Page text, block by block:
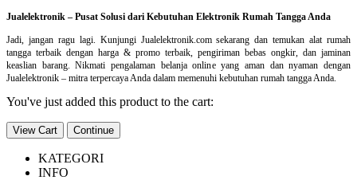
Jualelektronik – Pusat Solusi dari Kebutuhan Elektronik Rumah Tangga Anda
Jadi, jangan ragu lagi. Kunjungi Jualelektronik.com sekarang dan temukan alat rumah
tangga terbaik dengan harga & promo terbaik, pengiriman bebas ongkir, dan jaminan
keaslian barang. Nikmati pengalaman belanja online yang aman dan nyaman dengan
Jualelektronik – mitra terpercaya Anda dalam memenuhi kebutuhan rumah tangga Anda.
You've just added this product to the cart:
View Cart Continue
KATEGORI
INFO